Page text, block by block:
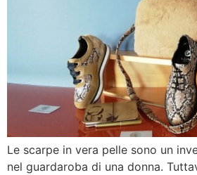
Le scarpe in vera pelle sono un
nel guardaroba di una donna.